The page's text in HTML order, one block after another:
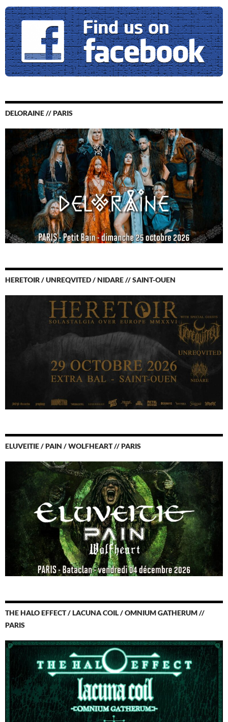
DELORAINE // PARIS
HERETOIR / UNREQVITED / NIDARE // SAINT-OUEN
ELUVEITIE / PAIN / WOLFHEART // PARIS
THE HALO EFFECT / LACUNA COIL / OMNIUM GATHERUM //
PARIS